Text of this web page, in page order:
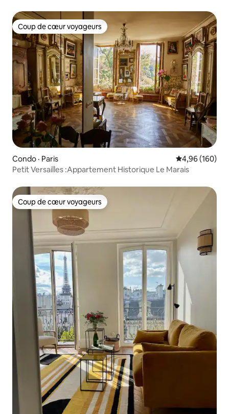
Coup de cœur voyageurs
Coup de cœur voyageurs
Condo · Paris Note
4,96 (160)
Petit Versailles :Appartement Historique Le Marais
Coup de cœur voyageurs
Coup de cœur voyageurs